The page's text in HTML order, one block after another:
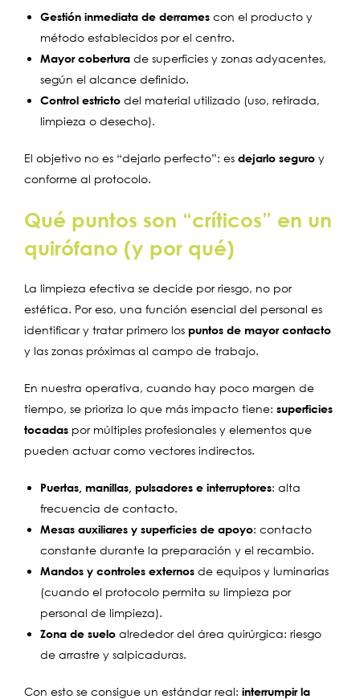
Gestión inmediata de derrames con el producto y
método establecidos por el centro.
Mayor cobertura de superficies y zonas adyacentes,
según el alcance definido.
Control estricto del material utilizado (uso, retirada,
limpieza o desecho).
El objetivo no es “dejarlo perfecto”: es dejarlo seguro y
conforme al protocolo.
Qué puntos son “críticos” en un
quirófano (y por qué)
La limpieza efectiva se decide por riesgo, no por
estética. Por eso, una función esencial del personal es
identificar y tratar primero los puntos de mayor contacto
y las zonas próximas al campo de trabajo.
En nuestra operativa, cuando hay poco margen de
tiempo, se prioriza lo que más impacto tiene: superficies
tocadas por múltiples profesionales y elementos que
pueden actuar como vectores indirectos.
Puertas, manillas, pulsadores e interruptores: alta
frecuencia de contacto.
Mesas auxiliares y superficies de apoyo: contacto
constante durante la preparación y el recambio.
Mandos y controles externos de equipos y luminarias
(cuando el protocolo permita su limpieza por
personal de limpieza).
Zona de suelo alrededor del área quirúrgica: riesgo
de arrastre y salpicaduras.
Con esto se consigue un estándar real: interrumpir la